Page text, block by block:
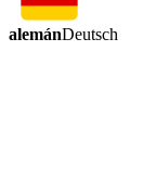
alemánDeutsch